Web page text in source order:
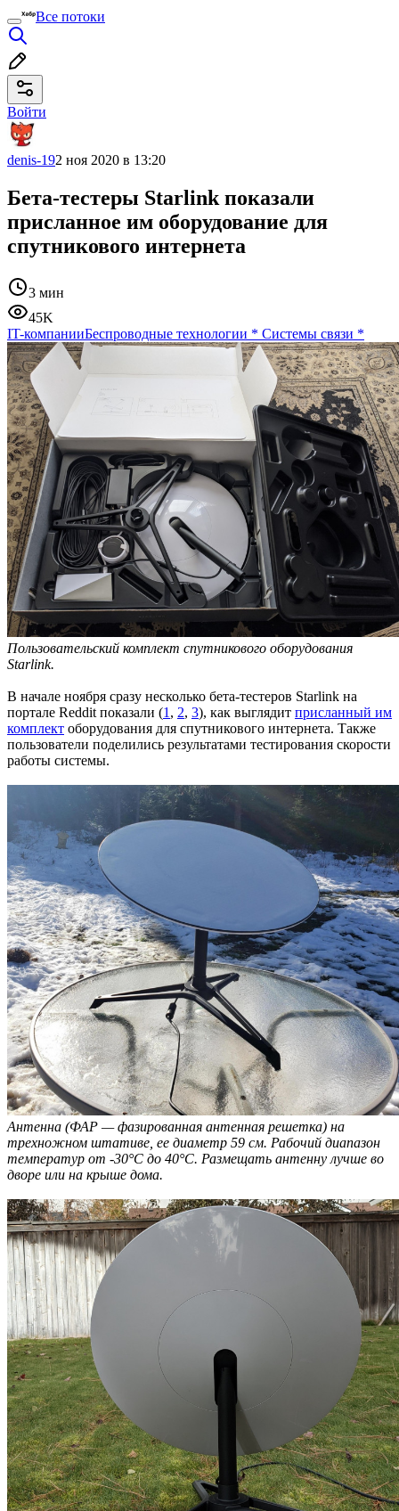
Все потоки
Войти
denis-192 ноя 2020 в 13:20
Бета-тестеры Starlink показали
присланное им оборудование для
спутникового интернета
3 мин
45K
IT-компанииБеспроводные технологии * Системы связи *
Пользовательский комплект спутникового оборудования
Starlink.
В начале ноября сразу несколько бета-тестеров Starlink на
портале Reddit показали (1 , 2, 3), как выглядит присланный им
комплект оборудования для спутникового интернета. Также
пользователи поделились результатами тестирования скорости
работы системы.
Антенна (ФАР — фазированная антенная решетка) на
трехножном штативе, ее диаметр 59 см. Рабочий диапазон
температур от -30°C до 40°C. Размещать антенну лучше во
дворе или на крыше дома.